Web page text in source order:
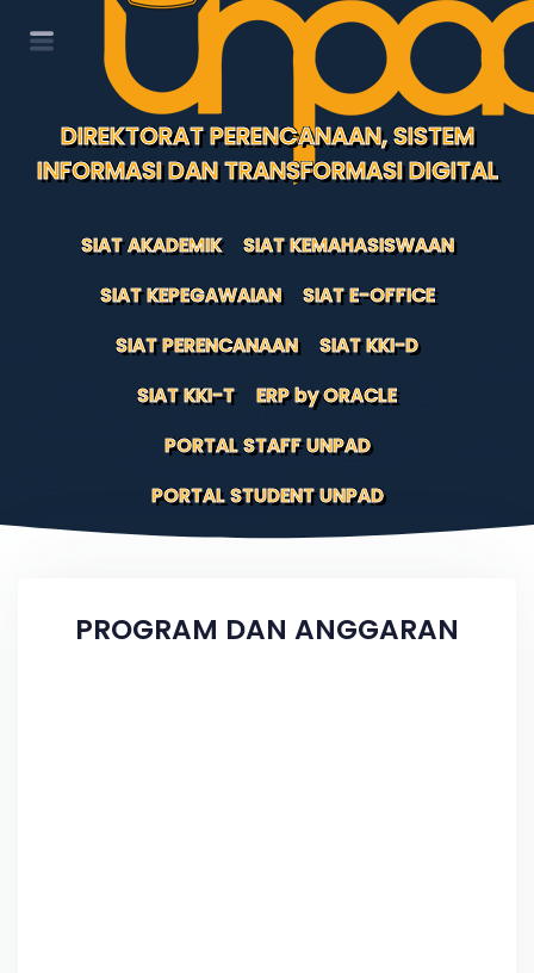
DIREKTORAT PERENCANAAN, SISTEM
INFORMASI DAN TRANSFORMASI DIGITAL
SIAT AKADEMIK
SIAT KEMAHASISWAAN
SIAT KEPEGAWAIAN
SIAT E-OFFICE
SIAT PERENCANAAN
SIAT KKI-D
SIAT KKI-T
ERP by ORACLE
PORTAL STAFF UNPAD
PORTAL STUDENT UNPAD
PROGRAM DAN ANGGARAN